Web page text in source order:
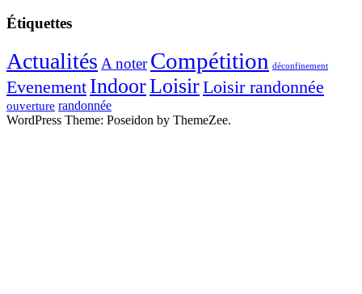
Étiquettes
Actualités A noter Compétition déconfinement
Evenement IndoorLoisirLoisir randonnée
ouverture randonnée
WordPress Theme: Poseidon by ThemeZee.